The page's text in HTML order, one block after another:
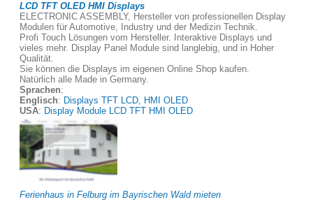
LCD TFT OLED HMI Displays
ELECTRONIC ASSEMBLY, Hersteller von professionellen Display
Modulen für Automotive, Industry und der Medizin Technik.
Profi Touch Lösungen vom Hersteller. Interaktive Displays und
vieles mehr. Display Panel Module sind langlebig, und in Hoher
Qualität.
Sie können die Displays im eigenen Online Shop kaufen.
Natürlich alle Made in Germany.
Sprachen:
Englisch: Displays TFT LCD, HMI OLED
USA: Display Module LCD TFT HMI OLED
Ferienhaus in Felburg im Bayrischen Wald mieten